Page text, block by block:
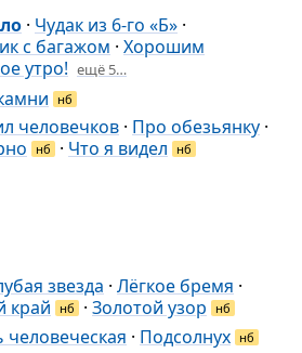
· Чудак из 6-го «Б» ·
с багажом · Хорошим
утро! ещё 5…
нб
человечков · Про обезьянку ·
нб · Что я видел нб
звезда · Лёгкое бремя ·
край нб · Золотой узор нб
· Подсолнух нб